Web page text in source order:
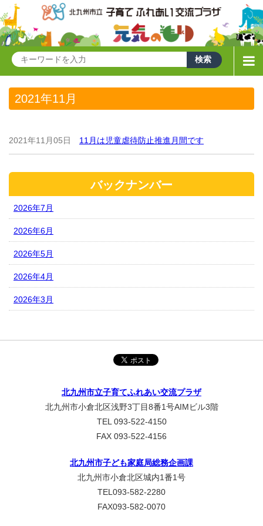
2021年11月
2021年11月05日 11月は児童虐待防止推進月間です
バックナンバー
2026年7月
2026年6月
2026年5月
2026年4月
2026年3月
北九州市立子育てふれあい交流プラザ
北九州市小倉北区浅野3丁目8番1号AIMビル3階
TEL 093-522-4150
FAX 093-522-4156
北九州市子ども家庭局総務企画課
北九州市小倉北区城内1番1号
TEL093-582-2280
FAX093-582-0070